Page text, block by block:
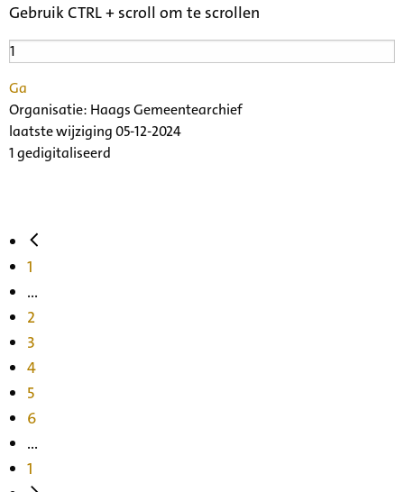
Gebruik CTRL + scroll om te scrollen
Ga
Organisatie: Haags Gemeentearchief
laatste wijziging 05-12-2024
1 gedigitaliseerd
1
...
2
3
4
5
6
...
1